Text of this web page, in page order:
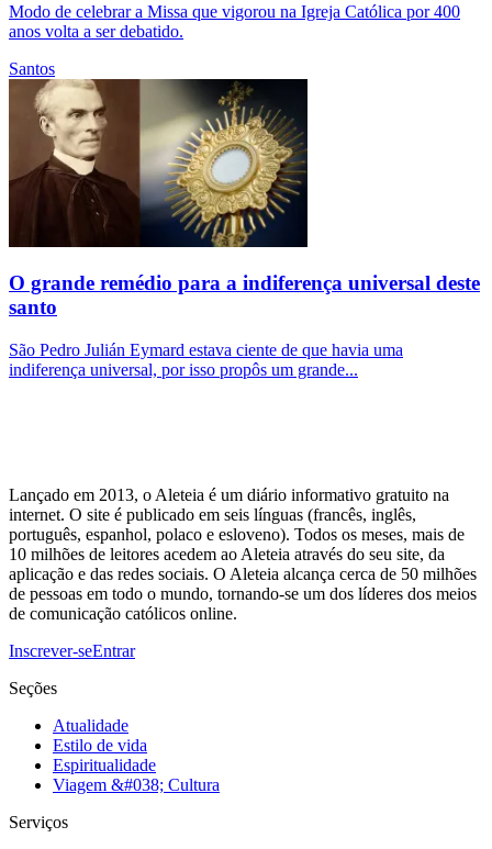
Modo de celebrar a Missa que vigorou na Igreja Católica por 400
anos volta a ser debatido.
Santos
O grande remédio para a indiferença universal deste
santo
São Pedro Julián Eymard estava ciente de que havia uma
indiferença universal, por isso propôs um grande...
Lançado em 2013, o Aleteia é um diário informativo gratuito na
internet. O site é publicado em seis línguas (francês, inglês,
português, espanhol, polaco e esloveno). Todos os meses, mais de
10 milhões de leitores acedem ao Aleteia através do seu site, da
aplicação e das redes sociais. O Aleteia alcança cerca de 50 milhões
de pessoas em todo o mundo, tornando-se um dos líderes dos meios
de comunicação católicos online.
Inscrever-seEntrar
Seções
Atualidade
Estilo de vida
Espiritualidade
Viagem &#038; Cultura
Serviços